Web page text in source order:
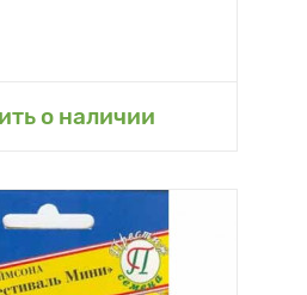
о наличии